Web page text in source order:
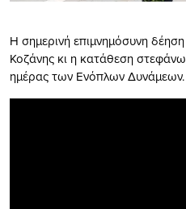
Η σημερινή επιμνημόσυνη
Κοζάνης κι η κατάθεση
ημέρας των Ενόπλων Δυνάμεων.